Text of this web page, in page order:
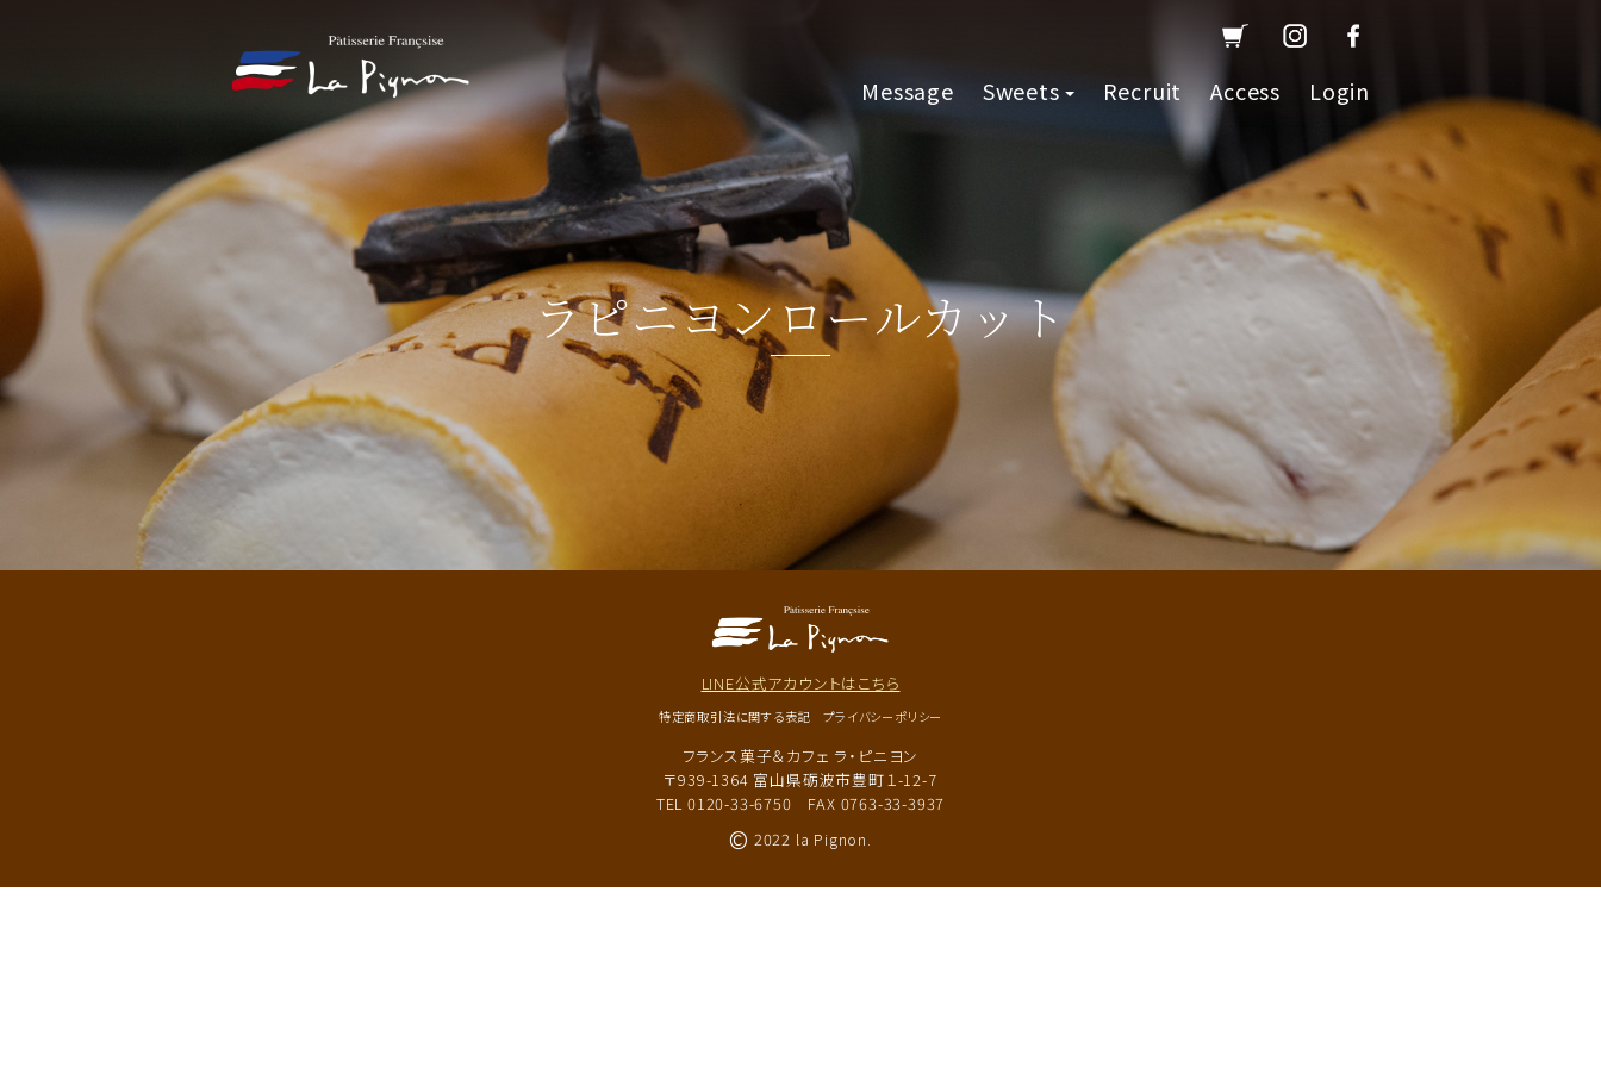
Message Sweets Recruit Access Login
ラピニヨンロールカット
LINE公式アカウントはこちら
特定商取引法に関する表記 プライバシーポリシー
フランス菓子＆カフェ ラ・ピニヨン
〒939-1364 富山県砺波市豊町１-12-7
TEL 0120-33-6750 FAX 0763-33-3937
© 2022 la Pignon.